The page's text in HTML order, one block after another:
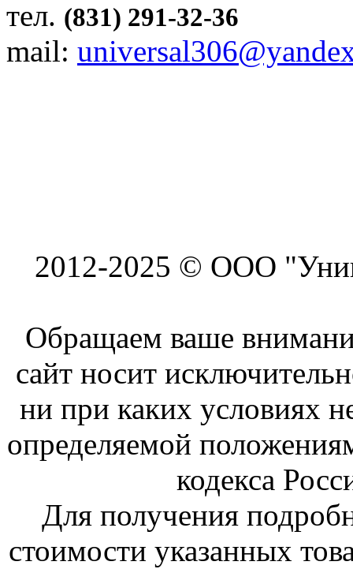
тел. (831) 291-32-36
mail:
2012-2025 © ООО
Обращаем ваше
сайт носит
ни при каких условиях
определяемой
кодекса
Для получения
стоимости указанных